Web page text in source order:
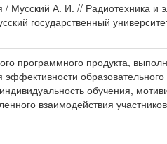
А. И. // Радиотехника и
государственный
программного продукта,
обучения,
взаимодействия